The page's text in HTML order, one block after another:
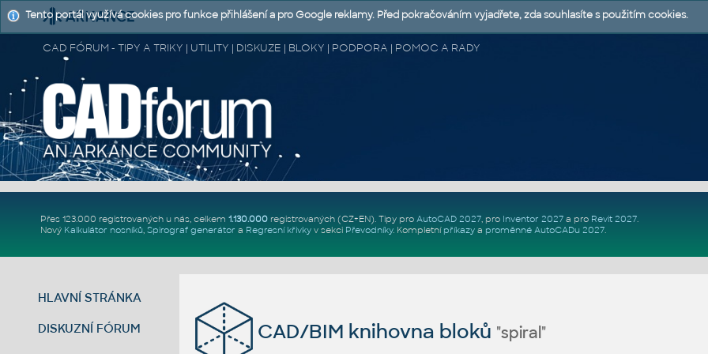
CAD FÓRUM - TIPY A TRIKY | UTILITY | DISKUZE | BLOKY | PODPORA | POMOC A RADY
Přes 123.000 registrovaných u nás, celkem 1.130.000registrovaných (CZ+EN). Tipy pro AutoCAD 2027, pro Inventor 2027a pro Revit 2027.
Nový Kalkulátor nosníků, Spirograf generátor a Regresní křivkyv sekci Převodníky. Kompletní příkazya proměnné AutoCADu 2027.
HLAVNÍ STRÁNKA
DISKUZNÍ FÓRUM CAD/BIM knihovna bloků "spiral"
Tento portál využívá cookies pro funkce přihlášení a pro Google reklamy. Před pokračováním vyjadřete, zda souhlasíte s použitím cookies.